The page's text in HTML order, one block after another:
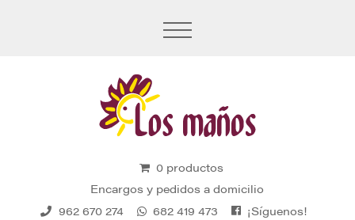
0 productos
Encargos y pedidos a domicilio
962 670 274
682 419 473 ¡Síguenos!